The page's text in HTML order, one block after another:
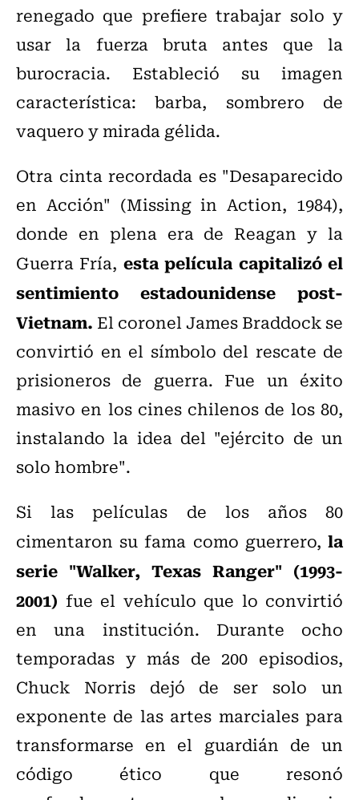
renegado que prefiere trabajar solo y
usar la fuerza bruta antes que la
burocracia. Estableció su imagen
característica: barba, sombrero de
vaquero y mirada gélida.
Otra cinta recordada es "Desaparecido
en Acción" (Missing in Action, 1984),
donde en plena era de Reagan y la
Guerra Fría, esta película capitalizó el
sentimiento estadounidense post-
Vietnam. El coronel James Braddock se
convirtió en el símbolo del rescate de
prisioneros de guerra. Fue un éxito
masivo en los cines chilenos de los 80,
instalando la idea del "ejército de un
solo hombre".
Si las películas de los años 80
cimentaron su fama como guerrero, la
serie "Walker, Texas Ranger" (1993-
2001) fue el vehículo que lo convirtió
en una institución. Durante ocho
temporadas y más de 200 episodios,
Chuck Norris dejó de ser solo un
exponente de las artes marciales para
transformarse en el guardián de un
código ético que resonó